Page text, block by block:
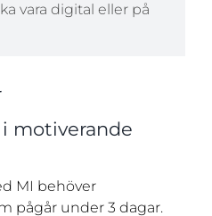
vara digital eller på
motiverande
MI behöver
pågår under 3 dagar.